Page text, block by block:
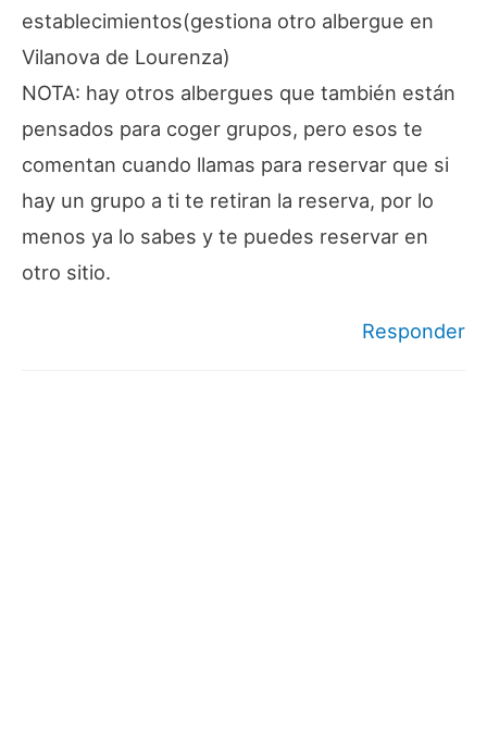
establecimientos(gestiona otro albergue en
Vilanova de Lourenza)
NOTA: hay otros albergues que también están
pensados para coger grupos, pero esos te
comentan cuando llamas para reservar que si
hay un grupo a ti te retiran la reserva, por lo
menos ya lo sabes y te puedes reservar en
otro sitio.
Responder